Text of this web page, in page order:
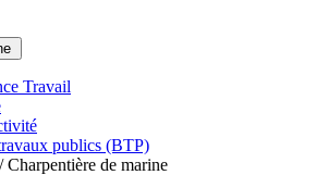
Travail
publics (BTP)
Charpentière de marine